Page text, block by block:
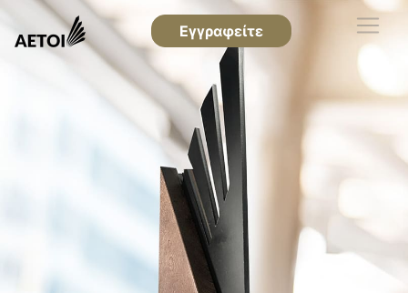
Εγγραφείτε